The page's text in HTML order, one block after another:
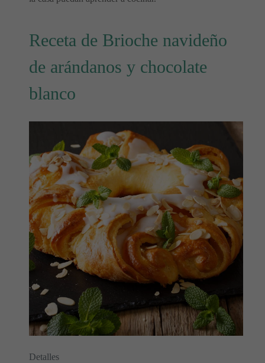
Receta de Brioche navideño
de arándanos y chocolate
blanco
Detalles